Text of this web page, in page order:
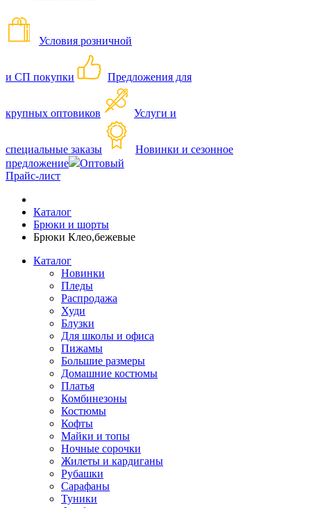
Условия розничной
и СП покупки Предложения для
крупных оптовиков Услуги и
специальные заказы
Новинки и сезонное
предложение
Оптовый
Прайс-лист
Каталог
Брюки и шорты
Брюки Клео,бежевые
Каталог
Новинки
Пледы
Распродажа
Худи
Блузки
Для школы и офиса
Пижамы
Большие размеры
Домашние костюмы
Платья
Комбинезоны
Костюмы
Кофты
Майки и топы
Ночные сорочки
Жилеты и кардиганы
Рубашки
Сарафаны
Туники